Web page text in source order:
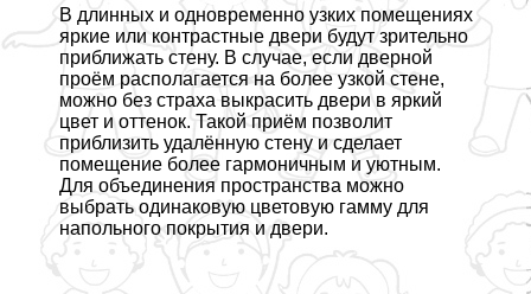
В длинных и одновременно узких помещениях
яркие или контрастные двери будут зрительно
приближать стену. В случае, если дверной
проём располагается на более узкой стене,
можно без стpaxa выкрасить двери в яркий
цвет и оттенок. Такой приём позволит
приблизить удалённую стену и сделает
помещение более гармоничным и уютным.
Для объединения прострaнcтва можно
выбрать одинаковую цветовую гамму для
напольного покрытия и двери.